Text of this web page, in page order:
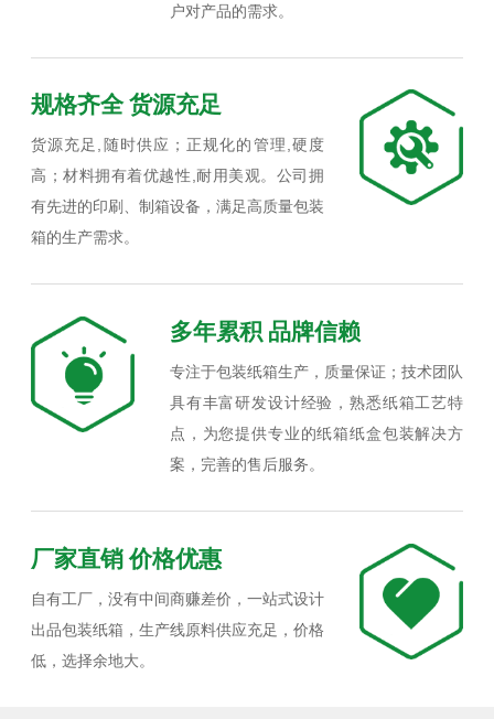
户对产品的需求。
规格齐全 货源充足
货源充足,随时供应；正规化的管理,硬度
高；材料拥有着优越性,耐用美观。公司拥
有先进的印刷、制箱设备，满足高质量包装
箱的生产需求。
多年累积 品牌信赖
专注于包装纸箱生产，质量保证；技术团队
具有丰富研发设计经验，熟悉纸箱工艺特
点，为您提供专业的纸箱纸盒包装解决方
案，完善的售后服务。
厂家直销 价格优惠
自有工厂，没有中间商赚差价，一站式设计
出品包装纸箱，生产线原料供应充足，价格
低，选择余地大。